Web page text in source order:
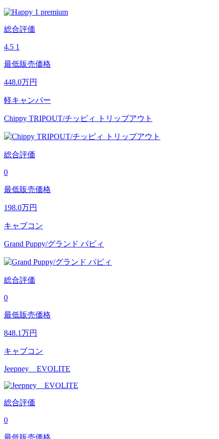
総合評価
4.5 1
最低販売価格
448.0万円
軽キャンパー
Chippy TRIPOUT/チッピィ トリップアウト
総合評価
0
最低販売価格
198.0万円
キャブコン
Grand Puppy/グランド パピィ
総合評価
0
最低販売価格
848.1万円
キャブコン
Jeepney EVOLITE
総合評価
0
最低販売価格